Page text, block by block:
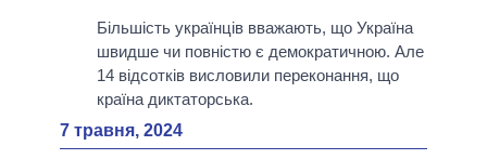
Більшість українців вважають, що Україна
швидше чи повністю є демократичною. Але
14 відсотків висловили переконання, що
країна диктаторська.
7 травня, 2024